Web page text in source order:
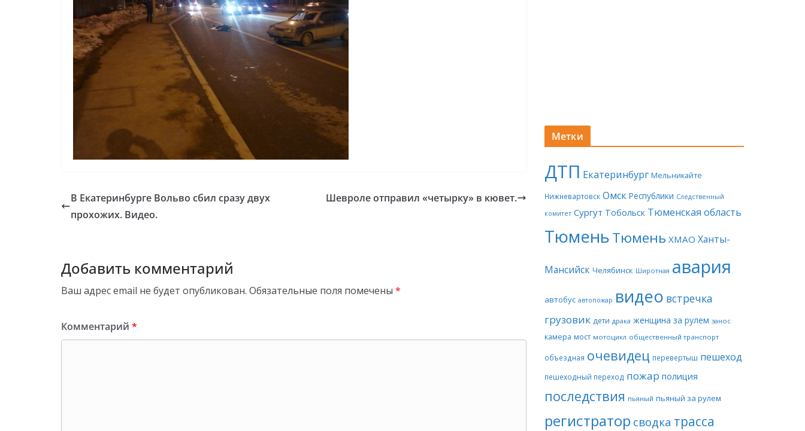
В Екатеринбурге Вольво сбил сразу двух
прохожих. Видео.
Шевроле отправил «четырку» в кювет.
Добавить комментарий
Ваш адрес email не будет опубликован. Обязательные поля помечены *
Комментарий *
Метки
ДТП Екатеринбург Мельникайте
Нижневартовск Омск Республики Следственный
комитет Сургут Тобольск Тюменская область
ТюменьТюмень ХМАО Ханты-
Мансийск Челябинск Широтная авария
автобус автопожар видео встречка
грузовик дети драка женщина за рулем занос
камера мост мотоцикл общественный транспорт
объездная очевидец перевертыш пешеход
пешеходный переход пожар полиция
последствия пьяный пьяный за рулем
регистратор сводка трасса